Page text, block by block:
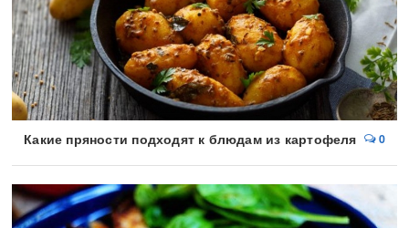
Какие пряности подходят к блюдам из картофеля 0